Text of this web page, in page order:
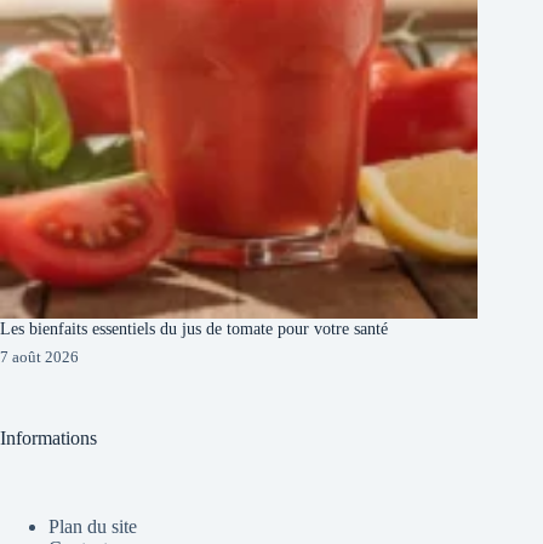
Les bienfaits essentiels du jus de tomate pour votre santé
7 août 2026
Informations
Plan du site